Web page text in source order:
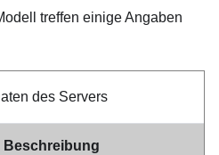
treffen einige Angaben
des Servers
Beschreibung